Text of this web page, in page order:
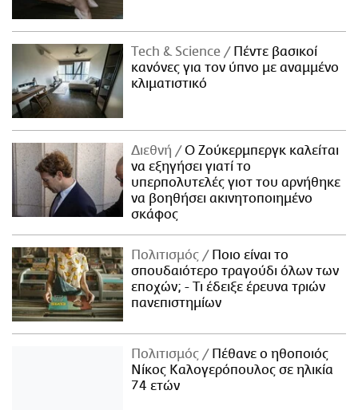
Τech & Science
Πέντε βασικοί
κανόνες για τον ύπνο με αναμμένο
κλιματιστικό
Διεθνή
Ο Ζούκερμπεργκ καλείται
να εξηγήσει γιατί το
υπερπολυτελές γιοτ του αρνήθηκε
να βοηθήσει ακινητοποιημένο
σκάφος
Πολιτισμός
Ποιο είναι το
σπουδαιότερο τραγούδι όλων των
εποχών; - Τι έδειξε έρευνα τριών
πανεπιστημίων
Πολιτισμός
Πέθανε ο ηθοποιός
Νίκος Καλογερόπουλος σε ηλικία
74 ετών